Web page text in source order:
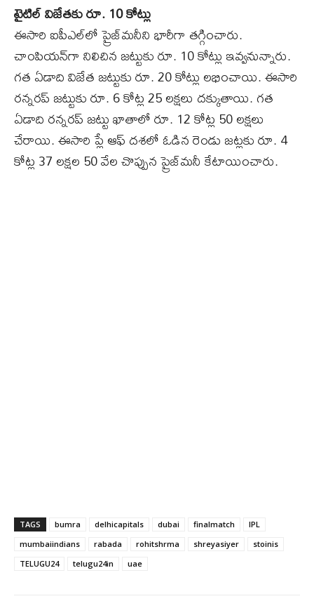
టైటిల్‌ విజేతకు రూ. 10 కోట్లు
ఈసారి ఐపీఎల్‌లో ప్రైజ్‌మనీని భారీగా తగ్గించారు.
చాంపియన్‌గా నిలిచిన జట్టుకు రూ. 10 కోట్లు ఇవ్వనున్నారు.
గత ఏడాది విజేత జట్టుకు రూ. 20 కోట్లు లభించాయి. ఈసారి
రన్నరప్‌ జట్టుకు రూ. 6 కోట్ల 25 లక్షలు దక్కుతాయి. గత
ఏడాది రన్నరప్‌ జట్టు ఖాతాలో రూ. 12 కోట్ల 50 లక్షలు
చేరాయి. ఈసారి ప్లే ఆఫ్‌ దశలో ఓడిన రెండు జట్లకు రూ. 4
కోట్ల 37 లక్షల 50 వేల చొప్పున ప్రైజ్‌మనీ కేటాయించారు.
TAGS bumra delhicapitals dubai finalmatch
IPL
mumbaiindians
rabada rohitshrma shreyasiyer
stoinis
TELUGU24
telugu24in uae